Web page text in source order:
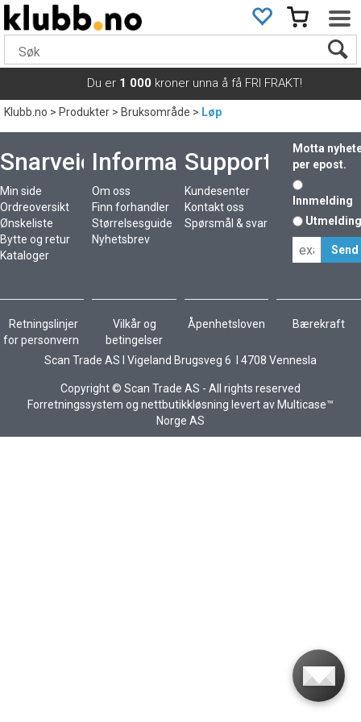
Du er 1 000 kroner unna å få FRI FRAKT!
Klubb.no>Produkter>Bruksområde> Løp
Snarveier
Min side
Ordreoversikt
Ønskeliste
Bytte og retur
Kataloger
Informasjon
Om oss
Finn forhandler
Størrelsesguide
Nyhetsbrev
Support
Kundesenter
Kontakt oss
Spørsmål & svar
Motta
per epost.
Innmelding
Retningslinjer
for personvern
Vilkår og
betingelser
Åpenhetsloven Bærekraft
Scan Trade AS I Vigeland Brugsveg 6 I 4708 Vennesla
Copyright © Scan Trade AS - All rights reserved
Forretningssystem og nettbutikkløsning levert av Multicase™
Norge AS